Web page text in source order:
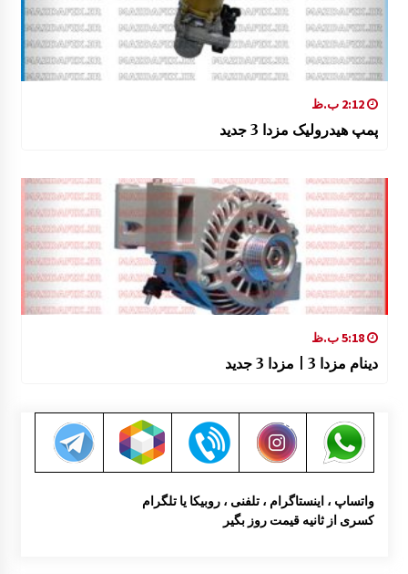
2:12 ب.ظ
پمپ هیدرولیک مزدا 3 جدید
5:18 ب.ظ
دینام مزدا 3 | مزدا 3 جدید
واتساپ ، اینستاگرام ، تلفنی ، روبیکا یا تلگرام
کسری از ثانیه قیمت روز بگیر